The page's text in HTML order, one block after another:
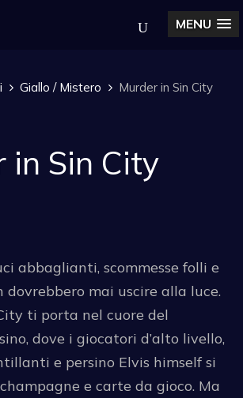
MENU
Giallo / Mistero Murder in Sin City
in Sin City
abbaglianti, scommesse folli e
dovrebbero mai uscire alla luce.
ti porta nel cuore del
dove i giocatori d’alto livello,
e persino Elvis himself si
e carte da gioco. Ma